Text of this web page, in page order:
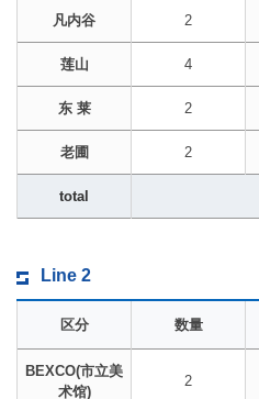
total
凡内谷 2
莲山 4
东 莱 2
老圃 2
Line 2
区分 数量
BEXCO(市立美
术馆)
2